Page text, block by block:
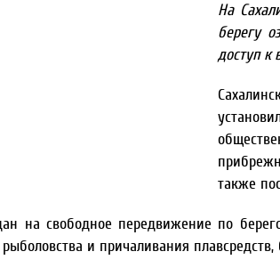
На
берегу
доступ к
также
на свободное передвижение по
рыболовства и причаливания